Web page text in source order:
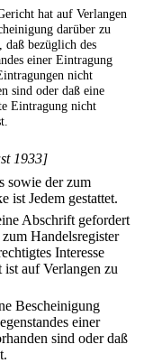
hat auf Verlangen
darüber zu
daß bezüglich des
einer Eintragung
nicht
sind oder daß eine
Eintragung nicht
1933]
sowie der zum
ist Jedem gestattet.
Abschrift gefordert
Handelsregister
Interesse
auf Verlangen zu
Bescheinigung
einer
sind oder daß